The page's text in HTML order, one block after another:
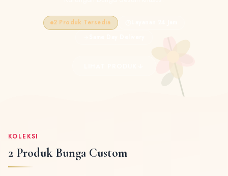
2 Produk Tersedia
KOLEKSI
2 Produk Bunga Custom